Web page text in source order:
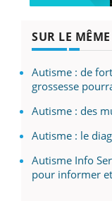
SUR LE
Autisme : de
grossesse
Autisme : des
Autisme : le
Autisme Info
pour informer